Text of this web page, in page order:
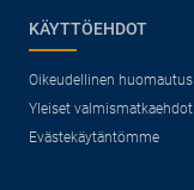
KÄYTTÖEHDOT
Oikeudellinen huomautus
Yleiset valmismatkaehdot
Evästekäytäntömme